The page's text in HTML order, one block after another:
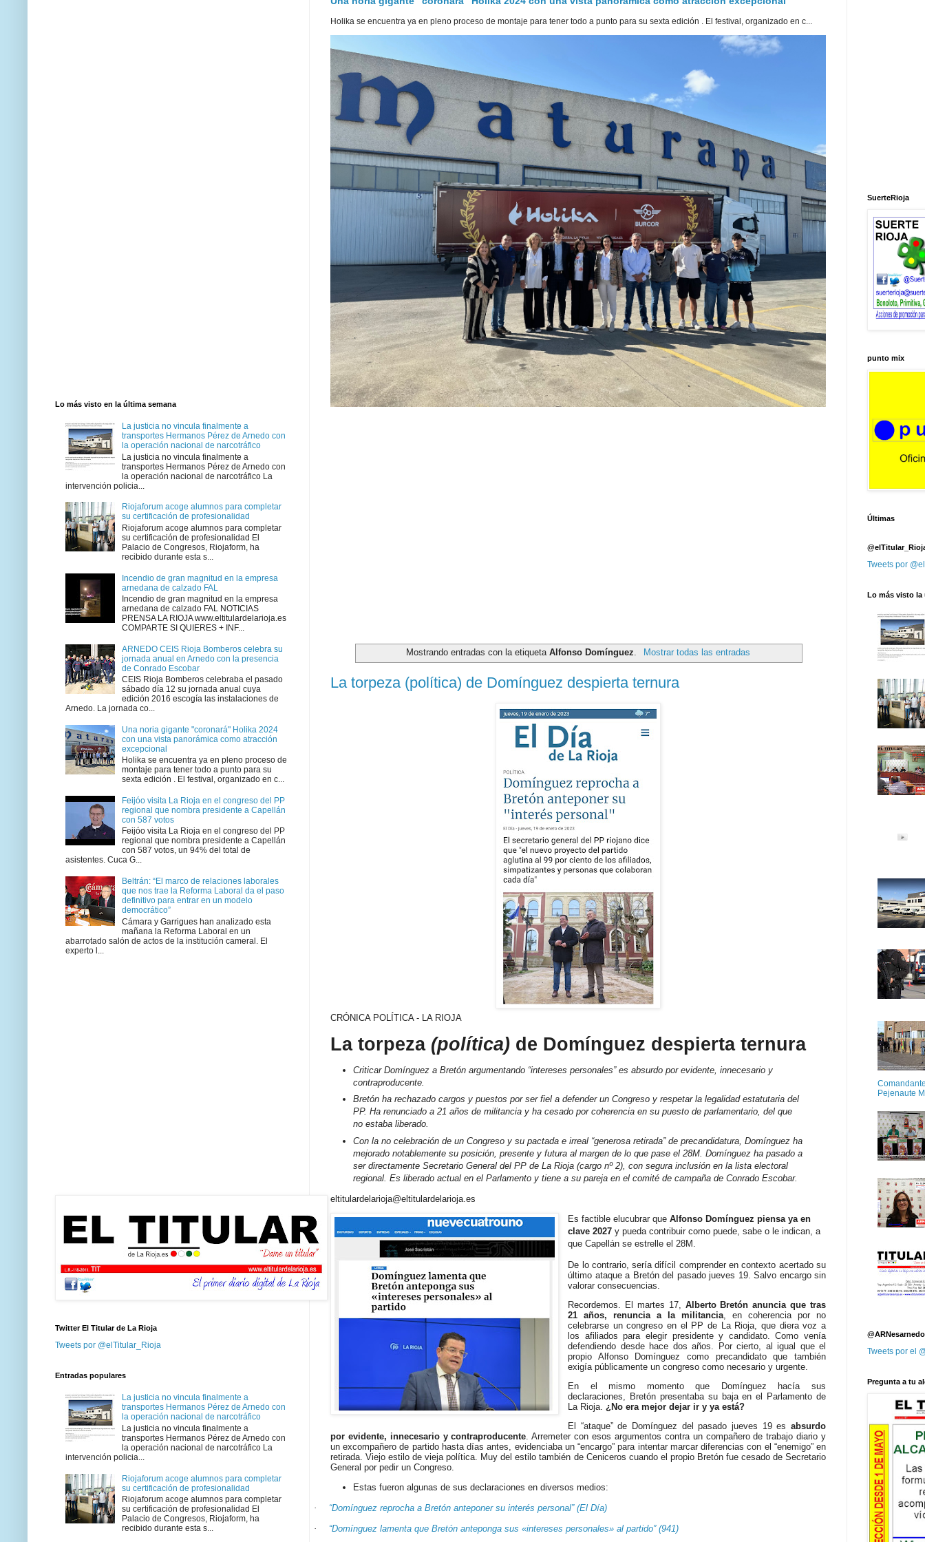
Holika se encuentra ya en pleno proceso de montaje para tener todo a punto para su sexta edición . El festival, organizado en c...
Mostrando entradas con la etiquetaAlfonso Domínguez Mostrar todas las entradas
La torpeza (política) de Domínguez despierta ternura
CRÓNICA POLÍTICA - LA RIOJA
La torpeza (política) de Domínguez despierta ternura
Criticar Domínguez a Bretón argumentando “intereses personales” es absurdo por evidente, innecesario y
contraproducente.
Bretón ha rechazado cargos y puestos por ser fiel a defender un Congreso y respetar la legalidad estatutaria del
PP. Ha renunciado a 21 años de militancia y ha cesado por coherencia en su puesto de parlamentario, del que
no estaba liberado.
Con la no celebración de un Congreso y su pactada e irreal “generosa retirada” de precandidatura, Domínguez ha
mejorado notablemente su posición, presente y futura al margen de lo que pase el 28M. Domínguez ha pasado a
ser directamente Secretario General del PP de La Rioja (cargo nº 2), con segura inclusión en la lista electoral
regional. Es liberado actual en el Parlamento y tiene a su pareja en el comité de campaña de Conrado Escobar.
eltitulardelarioja@eltitulardelarioja.es
Es factible elucubrar queAlfonso Domínguez piensa ya en
clave 2027 y pueda contribuir como puede, sabe o le indican, a
que Capellán se estrelle el 28M.
De lo contrario, sería difícil comprender en contexto acertado su
último ataque a Bretón del pasado jueves 19. Salvo encargo sin
valorar consecuencias.
Recordemos. El martes 17, Alberto Bretón anuncia que tras
21 años, renuncia a la militancia , en coherencia por no
celebrarse un congreso en el PP de La Rioja, que diera voz a
los afiliados para elegir presidente y candidato. Como venía
defendiendo desde hace dos años. Por cierto, al igual que el
propio Alfonso Domínguez como precandidato que también
exigía públicamente un congreso como necesario y urgente.
En el mismo momento que Domínguez hacía sus
declaraciones, Bretón presentaba su baja en el Parlamento de
La Rioja. ¿No era mejor dejar ir y ya está?
El “ataque” de Domínguez del pasado jueves 19 esabsurdo
por evidente, innecesario y contraproducente. Arremeter con esos argumentos contra un compañero de trabajo diario y
un excompañero de partido hasta días antes, evidenciaba un “encargo” para intentar marcar diferencias con el “enemigo” en
retirada. Viejo estilo de vieja política. Muy del estilo también de Ceniceros cuando el propio Bretón fue cesado de Secretario
General por pedir un Congreso.
Estas fueron algunas de sus declaraciones en diversos medios:
·
“Domínguez reprocha a Bretón anteponer su interés personal” (El Día)
·
“Domínguez lamenta que Bretón anteponga sus «intereses personales» al partido” (941)
Lo más visto en la última semana
La justicia no vincula finalmente a
transportes Hermanos Pérez de Arnedo con
la operación nacional de narcotráfico
La justicia no vincula finalmente a
transportes Hermanos Pérez de Arnedo con
la operación nacional de narcotráfico La
intervención policia...
Riojaforum acoge alumnos para completar
su certificación de profesionalidad
Riojaforum acoge alumnos para completar
su certificación de profesionalidad El
Palacio de Congresos, Riojaform, ha
recibido durante esta s...
Incendio de gran magnitud en la empresa
arnedana de calzado FAL
Incendio de gran magnitud en la empresa
arnedana de calzado FAL NOTICIAS
PRENSA LA RIOJA www.eltitulardelarioja.es
COMPARTE SI QUIERES + INF...
ARNEDO CEIS Rioja Bomberos celebra su
jornada anual en Arnedo con la presencia
de Conrado Escobar
CEIS Rioja Bomberos celebraba el pasado
sábado día 12 su jornada anual cuya
edición 2016 escogía las instalaciones de
Arnedo. La jornada co...
Una noria gigante "coronará" Holika 2024
con una vista panorámica como atracción
excepcional
Holika se encuentra ya en pleno proceso de
montaje para tener todo a punto para su
sexta edición . El festival, organizado en c...
Feijóo visita La Rioja en el congreso del PP
regional que nombra presidente a Capellán
con 587 votos
Feijóo visita La Rioja en el congreso del PP
regional que nombra presidente a Capellán
con 587 votos, un 94% del total de
asistentes. Cuca G...
Beltrán: “El marco de relaciones laborales
que nos trae la Reforma Laboral da el paso
definitivo para entrar en un modelo
democrático”
Cámara y Garrigues han analizado esta
mañana la Reforma Laboral en un
abarrotado salón de actos de la institución cameral. El
experto l...
Twitter El Titular de La Rioja
Tweets por @elTitular_Rioja
Entradas populares
La justicia no vincula finalmente a
transportes Hermanos Pérez de Arnedo con
la operación nacional de narcotráfico
La justicia no vincula finalmente a
transportes Hermanos Pérez de Arnedo con
la operación nacional de narcotráfico La
intervención policia...
Riojaforum acoge alumnos para completar
su certificación de profesionalidad
Riojaforum acoge alumnos para completar
su certificación de profesionalidad El
Palacio de Congresos, Riojaform, ha
recibido durante esta s...
SuerteRioja
punto mix
Últimas
Tweets por
Lo más visto la
Pejenaute
@ARNesarnedo
Tweets por el
Pregunta a tu